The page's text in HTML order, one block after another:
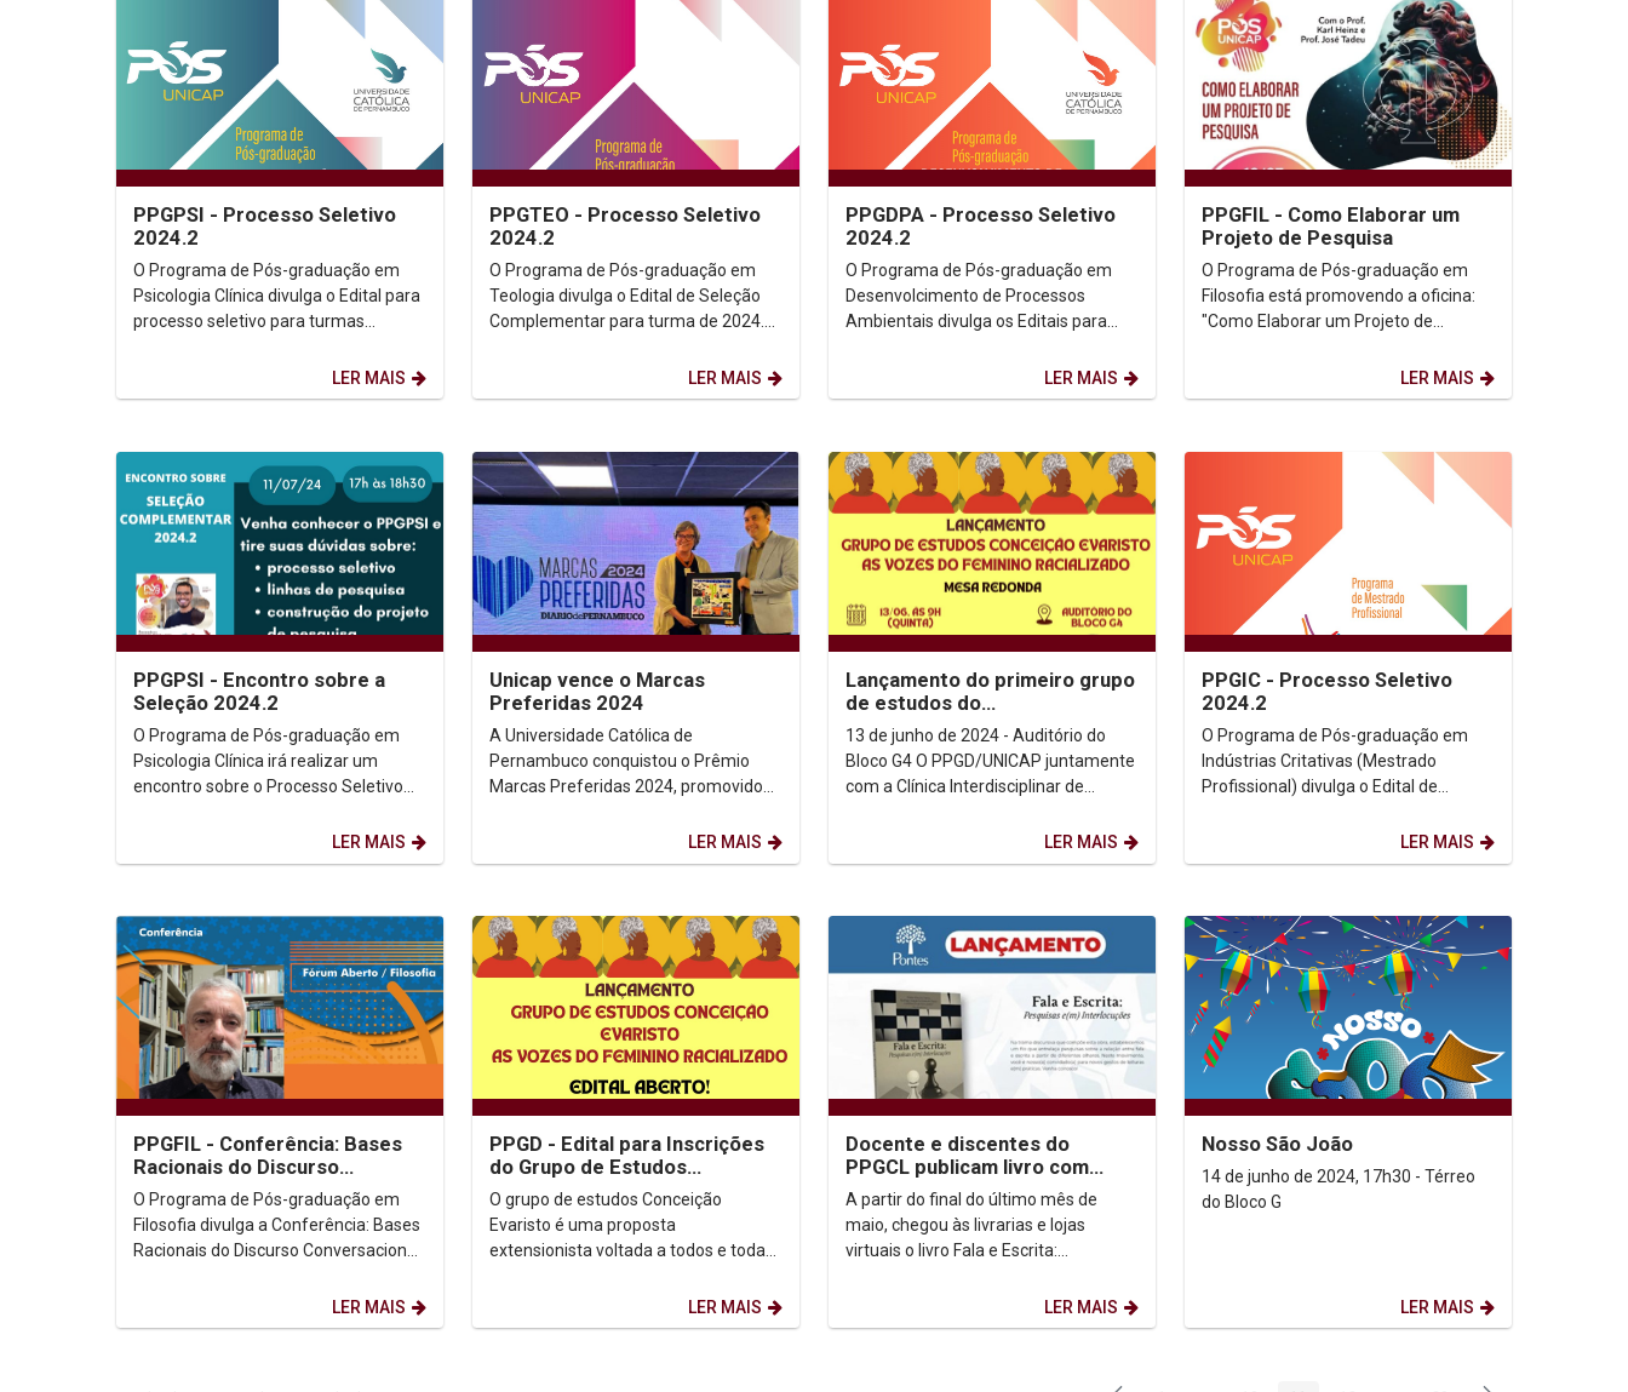
PPGPSI - Processo Seletivo
2024.2
O Programa de Pós-graduação em
Psicologia Clínica divulga o Edital para
processo seletivo para turmas
LER MAIS
PPGTEO - Processo Seletivo
2024.2
O Programa de Pós-graduação em
Teologia divulga o Edital de Seleção
Complementar para turma de 2024.
Complementar Edital 2024 -...LER MAIS
PPGDPA - Processo Seletivo
2024.2
O Programa de Pós-graduação em
Desenvolcimento de Processos
Ambientais divulga os Editais para
LER MAIS
PPGFIL - Como Elaborar um
Projeto de Pesquisa
O Programa de Pós-graduação em
Filosofia está promovendo a oficina:
"Como Elaborar um Projeto de
LER MAIS
PPGPSI - Encontro sobre a
Seleção 2024.2
O Programa de Pós-graduação em
Psicologia Clínica irá realizar um
encontro sobre o Processo Seletivo
LER MAIS
Unicap vence o Marcas
Preferidas 2024
A Universidade Católica de
Pernambuco conquistou o Prêmio
Marcas Preferidas 2024, promovido
ficou em primeiro lugar na...LER MAIS
Lançamento do primeiro grupo
de estudos do
Afrodiaspórico/Interseccional
13 de junho de 2024 - Auditório do
Bloco G4 O PPGD/UNICAP juntamente
com a Clínica Interdisciplinar de
LER MAIS
PPGIC - Processo Seletivo
2024.2
O Programa de Pós-graduação em
Indústrias Critativas (Mestrado
Profissional) divulga o Edital de
LER MAIS
PPGFIL - Conferência: Bases
Racionais do Discurso
Conversacional
O Programa de Pós-graduação em
Filosofia divulga a Conferência: Bases
Racionais do Discurso Conversacional,
LER MAIS
PPGD - Edital para Inscrições
do Grupo de Estudos
Conceição Evaristo
O grupo de estudos Conceição
Evaristo é uma proposta
extensionista voltada a todos e todas
UNICAP com o objetivo de contribuir...
LER MAIS
Docente e discentes do
PPGCL publicam livro com
artigos sobre fala e escrita
A partir do final do último mês de
maio, chegou às livrarias e lojas
virtuais o livro Fala e Escrita:
LER MAIS
Nosso São João
14 de junho de 2024, 17h30 - Térreo
do Bloco G
LER MAIS